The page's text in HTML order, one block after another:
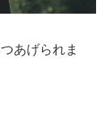
あげられま